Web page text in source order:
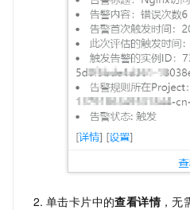
单击卡片中的查看详情，无